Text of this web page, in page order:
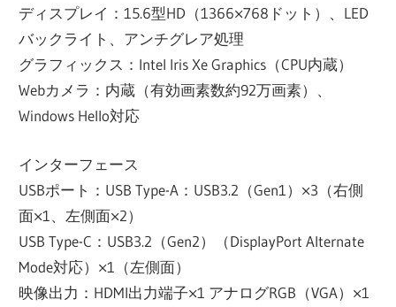
ディスプレイ：15.6型HD（1366×768ドット）、LED
バックライト、アンチグレア処理
グラフィックス：Intel Iris Xe Graphics（CPU内蔵）
Webカメラ：内蔵（有効画素数約92万画素）、
Windows Hello対応
インターフェース
USBポート：USB Type-A：USB3.2（Gen1）×3（右側
面×1、左側面×2）
USB Type-C：USB3.2（Gen2）（DisplayPort Alternate
Mode対応）×1（左側面）
映像出力：HDMI出力端子×1 アナログRGB（VGA）×1